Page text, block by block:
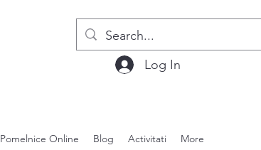
Log In
Pomelnice Online Blog Activitati More